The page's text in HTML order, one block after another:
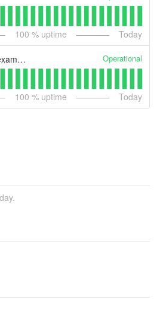
100 % uptime Today
Management Portal (example) Operational
100 % uptime Today